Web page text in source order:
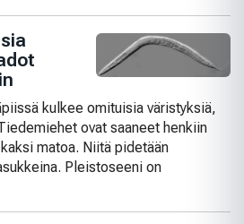
kulkee omituisia väristyksiä,
ovat saaneet henkiin
matoa. Niitä pidetään
Pleistoseeni on